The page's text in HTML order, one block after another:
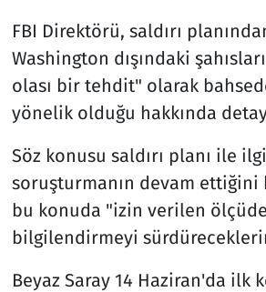
FBI Direktörü, saldırı
Washington dışındaki
olası bir tehdit" olarak
yönelik olduğu hakkında
Söz konusu saldırı planı ile
soruşturmanın devam ettiğini
bu konuda "izin verilen
bilgilendirmeyi
Beyaz Saray 14 Haziran'da ilk